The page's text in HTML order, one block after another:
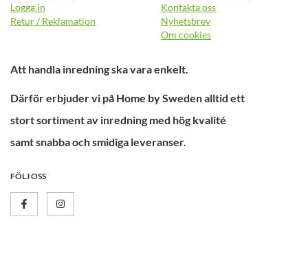
Logga in
Retur / Reklamation
Kontakta oss
Nyhetsbrev
Om cookies
Att handla inredning ska vara enkelt.
Därför erbjuder vi på Home by Sweden alltid ett
stort sortiment av inredning med hög kvalité
samt snabba och smidiga leveranser.
FÖLJ OSS